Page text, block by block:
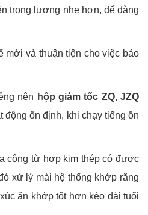
trọng lượng nhẹ hơn, dể dàng
mới và thuận tiện cho việc bảo
nên hộp giảm tốc ZQ, JZQ
động ổn định, khi chạy tiếng ồn
công từ hợp kim thép có được
xử lý mài hệ thống khớp răng
ăn khớp tốt hơn kéo dài tuổi